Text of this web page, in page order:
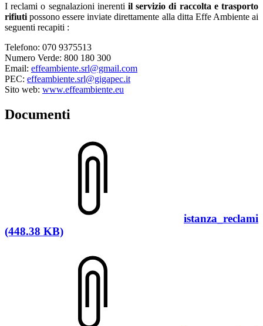
I reclami o segnalazioni inerenti il servizio di raccolta e trasporto
rifiuti possono essere inviate direttamente alla ditta Effe Ambiente ai
seguenti recapiti :
Telefono: 070 9375513
Numero Verde: 800 180 300
Email: effeambiente.srl@gmail.com
PEC: effeambiente.srl@gigapec.it
Sito web: www.effeambiente.eu
Documenti
istanza_reclami
(448.38 KB)